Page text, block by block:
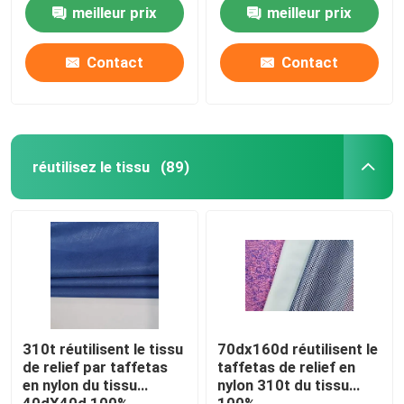
Tissus de l'habillement des hommes
Tissu d'Oxford de polyester
meilleur prix
Contact
50dx50d poly
meilleur prix
Contact
réutilisez le tissu (89)
310t réutilisent le tissu
de relief par taffetas
en nylon du tissu
70dx160d réutilisent le
taffetas de relief en
nylon 310t du tissu